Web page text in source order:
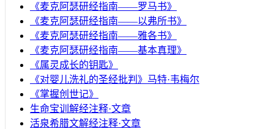
《麦克阿瑟研经指南——罗马书》
《麦克阿瑟研经指南——以弗所书》
《麦克阿瑟研经指南——雅各书》
《麦克阿瑟研经指南——基本真理》
《属灵成长的钥匙》
《对婴儿洗礼的圣经批判》马特·韦梅尔
《掌握创世记》
生命宝训解经注释·文章
活泉希腊文解经注释·文章